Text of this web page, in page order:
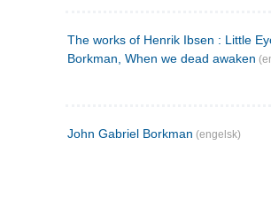
The works of Henrik Ibsen : Little
Borkman, When we dead awaken
John Gabriel Borkman (engelsk)